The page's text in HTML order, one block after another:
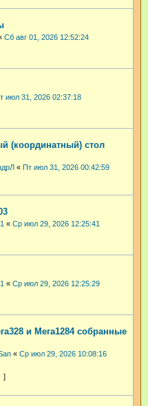
Сб авг 01, 2026 12:52:24
июл 31, 2026 02:37:18
(координатный) стол
« Пт июл 31, 2026 00:42:59
« Ср июл 29, 2026 12:25:41
« Ср июл 29, 2026 12:25:29
и Мега1284 собранные
« Ср июл 29, 2026 10:08:16